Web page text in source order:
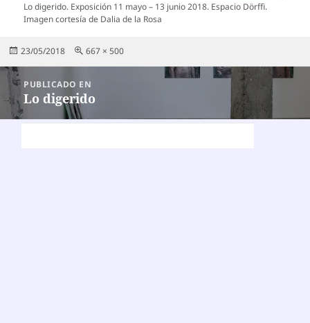
Lo digerido. Exposición 11 mayo – 13 junio 2018. Espacio Dörffi.
Imagen cortesía de Dalia de la Rosa
Publicado
23/05/2018
Tamaño
667 × 500
Navegación
de
entradas
PUBLICADO EN
Lo digerido